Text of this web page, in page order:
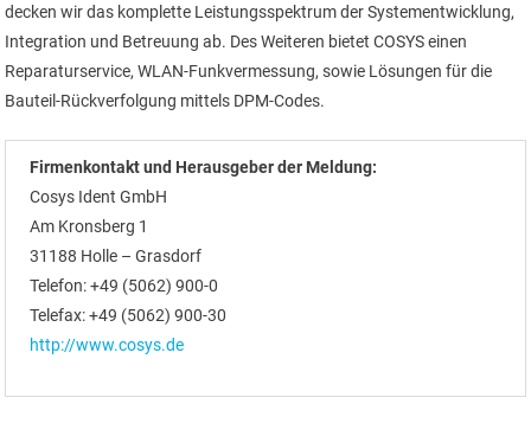
decken wir das komplette Leistungsspektrum der Systementwicklung,
Integration und Betreuung ab. Des Weiteren bietet COSYS einen
Reparaturservice, WLAN-Funkvermessung, sowie Lösungen für die
Bauteil-Rückverfolgung mittels DPM-Codes.
Firmenkontakt und Herausgeber der Meldung:
Cosys Ident GmbH
Am Kronsberg 1
31188 Holle – Grasdorf
Telefon: +49 (5062) 900-0
Telefax: +49 (5062) 900-30
http://www.cosys.de